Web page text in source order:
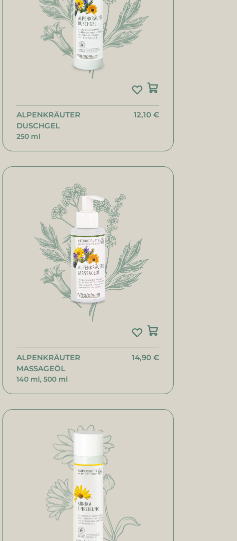
ALPENKRÄUTER
DUSCHGEL
250 ml
12,10 €
ALPENKRÄUTER
MASSAGEÖL
140 ml, 500 ml
14,90 €